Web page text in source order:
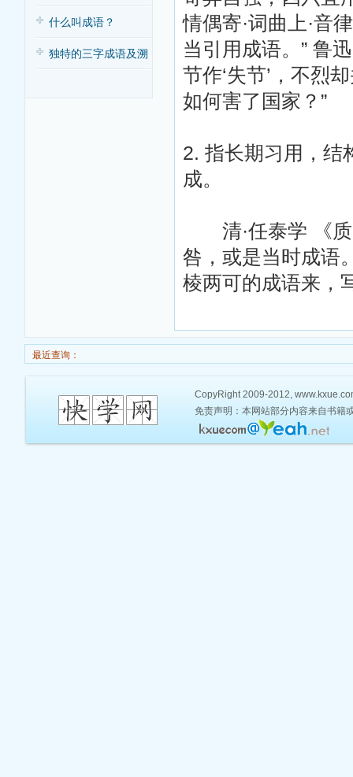
语应用（搞笑
什么叫成语？
独特的三字成语及溯
情偶寄·词曲上·音
当引用成语。” 鲁
节作‘失节’，不烈
如何害了国家？”
2. 指长期习用，结
成。
清·任泰学 《质
咎，或是当时成语
棱两可的成语来，
最近查询：
CopyRight 2009-2012,
免责声明：本网站部分内容来自书籍